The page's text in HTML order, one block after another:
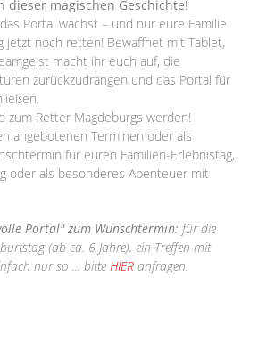
dieser magischen Geschichte!
Portal wächst – und nur eure Familie
jetzt noch retten! Bewaffnet mit Tablet,
macht ihr euch auf, die
zurückzudrängen und das Portal für
zum Retter Magdeburgs werden!
angebotenen Terminen oder als
für euren Familien-Erlebnistag,
oder als besonderes Abenteuer mit
Portal" zum Wunschtermin: für die
(ab ca. 6 Jahre), ein Treffen mit
nur so ... bitte HIER anfragen.